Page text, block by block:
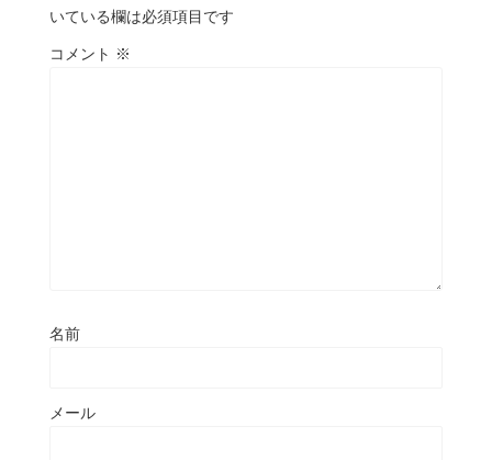
いている欄は必須項目です
コメント ※
名前
メール